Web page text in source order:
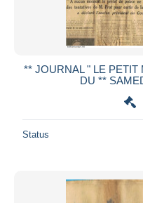
** JOURNAL " LE PETIT
DU **
Status